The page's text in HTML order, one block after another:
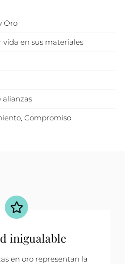
Oro
vida en sus materiales
alianzas
, Compromiso
inigualable
en oro representan la